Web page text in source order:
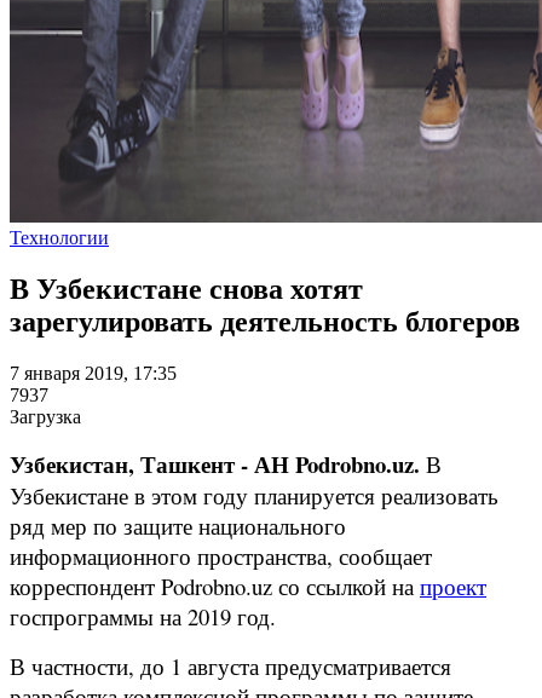
Технологии
В Узбекистане снова хотят
зарегулировать деятельность блогеров
7 января 2019, 17:35
7937
Загрузка
Узбекистан, Ташкент - АН Podrobno.uz. В
Узбекистане в этом году планируется реализовать
ряд мер по защите национального
информационного пространства, сообщает
корреспондент Podrobno.uz со ссылкой на проект
госпрограммы на 2019 год.
В частности, до 1 августа предусматривается